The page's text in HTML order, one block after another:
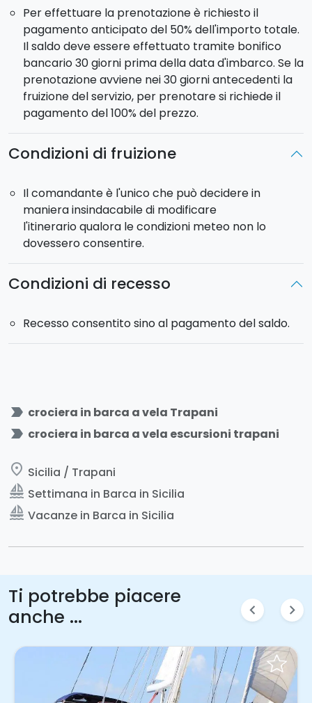
L'ultima tappa della crociera sarà Marettimo, la più
lontana e la più isolata delle tre splendide isole dell’
Area Marina Protetta delle Isole Egadi. Marettimo
oltre che per il suo splendido mare è conosciuta tra
gli amanti del trekking. Salire in vetta a Pizzo Falcone
per godere di uno spettacolo mozzafiato è solo una
delle tante passeggiate che si possono fare sull’isola.
E che dire di una splendida passeggiata fino al
illumina rendendo magica l’atmosfera della cala dove
sosteremo per la notte con la nostra barca.
Potrete scegliere senoleggiare l'intera cabina
persona.
Tipologia imbarcazione: Dufour 425 Grand Large,
Per effettuare la prenotazione è richiesto il
pagamento anticipato del 50% dell'importo totale.
Il saldo deve essere effettuato tramite bonifico
bancario 30 giorni prima della data d'imbarco. Se la
prenotazione avviene nei 30 giorni antecedenti la
fruizione del servizio, per prenotare si richiede il
pagamento del 100% del prezzo.
Condizioni di fruizione
Il comandante è l'unico che può decidere in
maniera insindacabile di modificare
l'itinerario qualora le condizioni meteo non lo
dovessero consentire.
Condizioni di recesso
Recesso consentito sino al pagamento del saldo.
label_important crociera in barca a vela Trapani
label_important crociera in barca a vela escursioni trapani
place Sicilia / Trapani
sailing Settimana in Barca in Sicilia
sailing Vacanze in Barca in Sicilia
Ti potrebbe piacere
anche ...
chevron_left chevron_right